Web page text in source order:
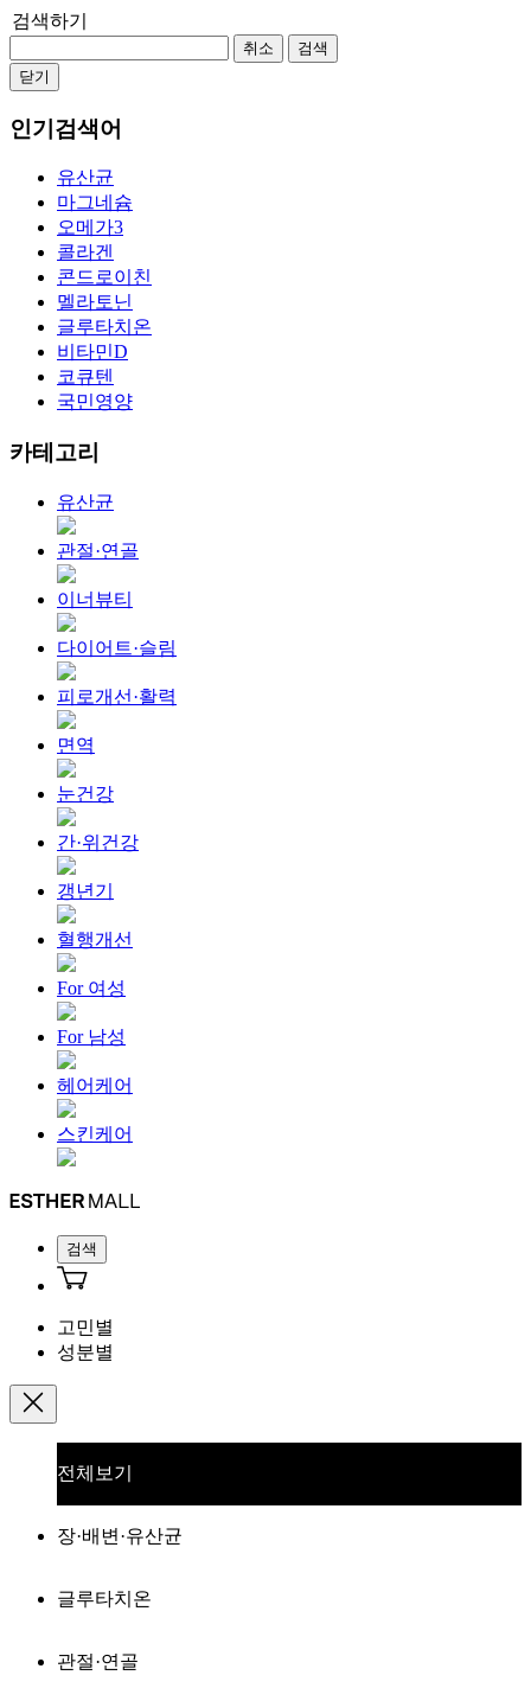
검색하기
취소
검색
닫기
인기검색어
유산균
마그네슘
오메가3
콜라겐
콘드로이친
멜라토닌
글루타치온
비타민D
코큐텐
국민영양
카테고리
유산균
관절·연골
이너뷰티
다이어트·슬림
피로개선·활력
면역
눈건강
간·위건강
갱년기
혈행개선
For 여성
For 남성
헤어케어
스킨케어
검색
고민별
성분별
전체보기
장·배변·유산균
글루타치온
관절·연골